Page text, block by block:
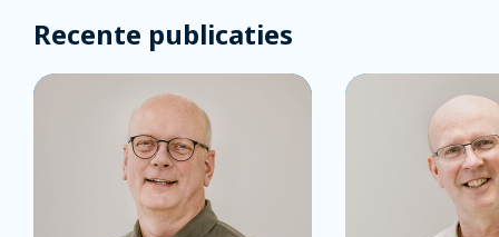
Recente publicaties